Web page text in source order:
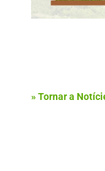
» Tornar a